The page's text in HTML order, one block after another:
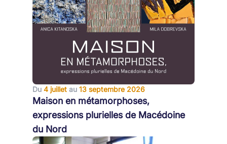
Du 4 juillet au 13 septembre 2026
Maison en métamorphoses,
expressions plurielles de Macédoine
du Nord